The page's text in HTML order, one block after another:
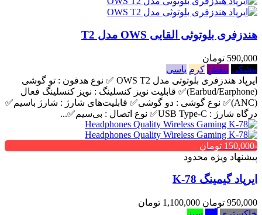
هندزفری بلوتوثی القایی OWS مدل T2
590,000 تومان
مشکی بنفش کرم یاسی
ایرپاد هندزفری بلوتوثی مدل OWS T2 ✅ نوع هدفون : تو گوشی
(Earbud/Earphone)✅ قابلیت نویز کنسلینگ : نویز کنسلینگ فعال
(ANC)✅ نوع گوشی : دو گوشی✅ قابلیت‌های شارژ : شارژ باسیم✅
درگاه شارژ : USB Type-C✅ نوع اتصال : بی‌سیم✅...
-150,000 تومان
پیشنهاد ویژه محدود
ایرپاد گیمینگ K-78
950,000 تومان
1,100,000 تومان